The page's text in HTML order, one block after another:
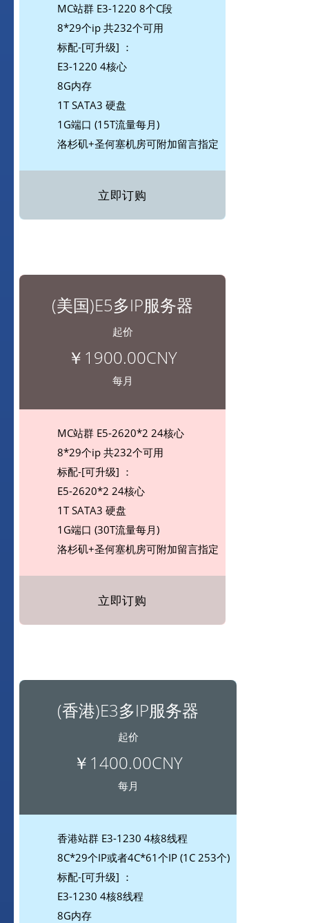
MC站群 E3-1220 8个C段
8*29个ip 共232个可用
标配-[可升级] ：
E3-1220 4核心
8G内存
1T SATA3 硬盘
1G端口 (15T流量每月)
洛杉矶+圣何塞机房可附加留言指定
立即订购
(美国)E5多IP服务器
起价
￥1900.00CNY
每月
MC站群 E5-2620*2 24核心
8*29个ip 共232个可用
标配-[可升级] ：
E5-2620*2 24核心
1T SATA3 硬盘
1G端口 (30T流量每月)
洛杉矶+圣何塞机房可附加留言指定
立即订购
(香港)E3多IP服务器
起价
￥1400.00CNY
每月
香港站群 E3-1230 4核8线程
8C*29个IP或者4C*61个IP (1C 253个)
标配-[可升级] ：
E3-1230 4核8线程
8G内存